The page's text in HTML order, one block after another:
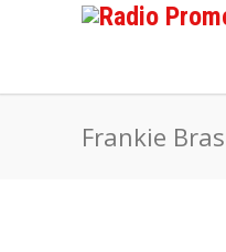
Frankie